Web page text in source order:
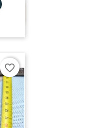
favorite_border